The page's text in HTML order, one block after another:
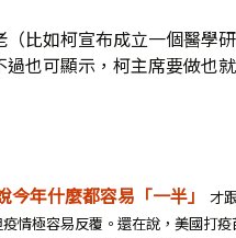
比如柯宣布成立一個醫學研
也可顯示，柯主席要做也
年什麼都容易「一半」
才
情極容易反覆。還在說，美國打